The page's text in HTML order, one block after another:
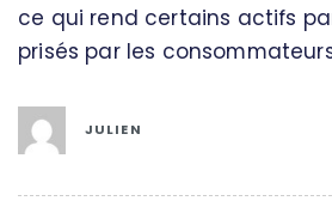
ce qui rend certains actifs
prisés par les
JULIEN